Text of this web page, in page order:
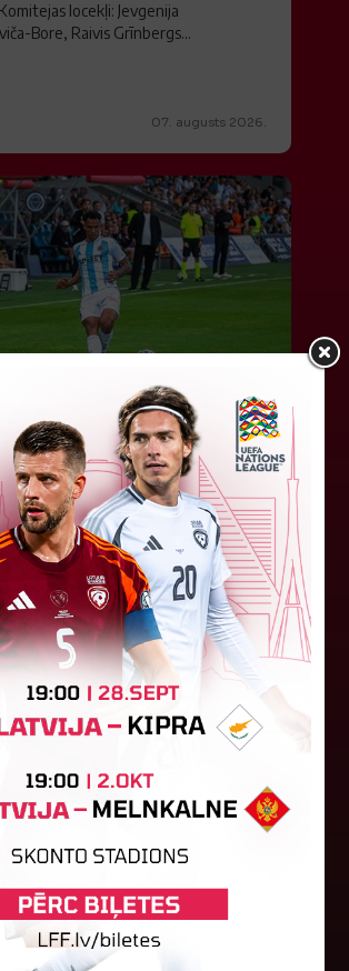
locekļi: Jevgenija
Bore, Raivis Grīnbergs...
07. augusts 2026.
iegūst handikapu, RFS
vakarā savas spēles UEFA
līgas kvalifikācijas trešajā kārtā
divi Latvijas klubi. FC RFS izbraukumā ar
Čehijas "Jablonec"...
06. augusts 2026.
labāko "LuckyBet" SFL
Keita Zviedre
Sieviešu futbola līgas jūnija